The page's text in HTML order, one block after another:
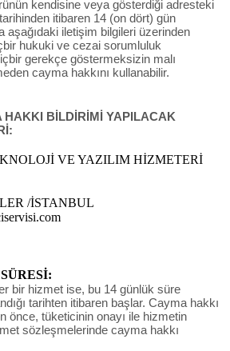
kendisine veya gösterdiği adresteki
itibaren 14 (on dört) gün
aşağıdaki iletişim bilgileri üzerinden
hukuki ve cezai sorumluluk
gerekçe göstermeksizin malı
cayma hakkını kullanabilir.
HAKKI BİLDİRİMİ YAPILACAK
VE YAZILIM HİZMETERİ
/İSTANBUL
bir hizmet ise, bu 14 günlük süre
tarihten itibaren başlar. Cayma hakkı
önce, tüketicinin onayı ile hizmetin
sözleşmelerinde cayma hakkı